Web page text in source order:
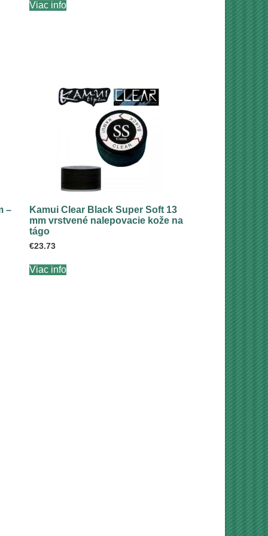
Viac info
–
Kamui Clear Black Super Soft 13
mm vrstvené nalepovacie kože na
tágo
€23.73
Viac info